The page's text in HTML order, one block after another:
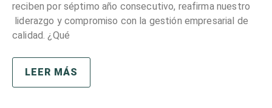
reciben por séptimo año consecutivo, reafirma nuestro
liderazgo y compromiso con la gestión empresarial de
calidad. ¿Qué
LEER MÁS